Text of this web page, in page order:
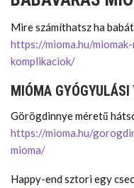
Mire számíthatsz ha
https://mioma.hu/
komplikaciok/
MIÓMA GYÓGYULÁSI
Görögdinnye méretű
https://mioma.hu/
mioma/
Happy-end sztori egy